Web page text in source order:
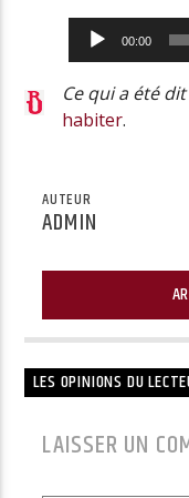
Lecteur
audio
00:00
Ce qui a été
habiter.
AUTEUR
ADMIN
LES OPINIONS DU
LAISSER UN